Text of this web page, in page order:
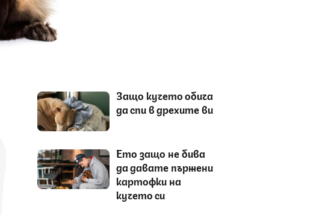
Защо кучето обича
да спи в дрехите ви
Ето защо не бива
да давате пържени
картофки на
кучето си